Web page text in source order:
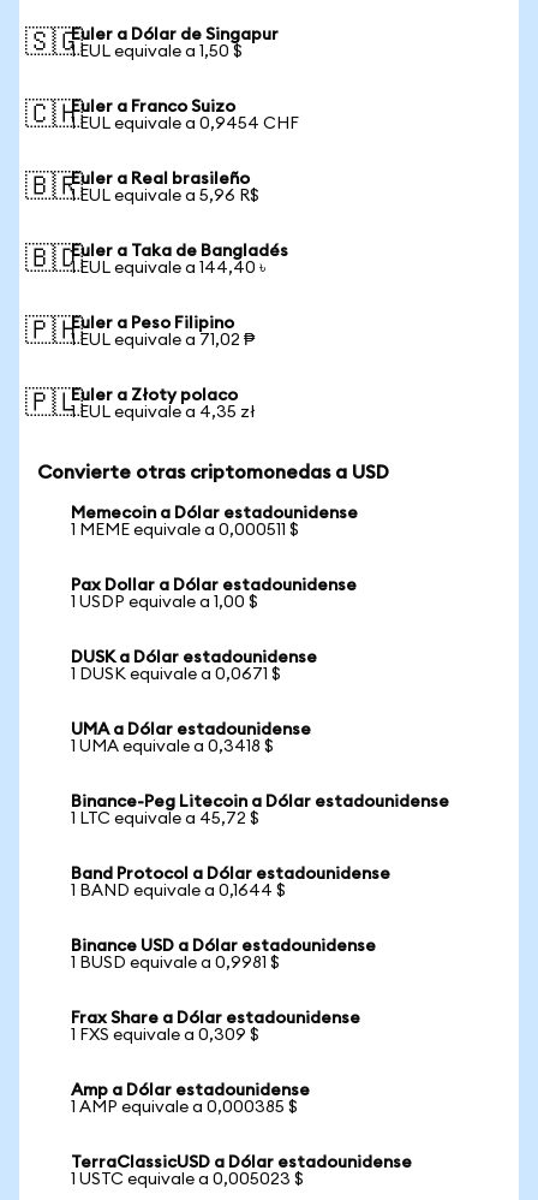
🇸🇬Euler a Dólar de Singapur
1 EUL equivale a 1,50 $
🇨🇭Euler a Franco Suizo
1 EUL equivale a 0,9454 CHF
🇧🇷Euler a Real brasileño
1 EUL equivale a 5,96 R$
🇧🇩Euler a Taka de Bangladés
1 EUL equivale a 144,40 ৳
🇵🇭Euler a Peso Filipino
1 EUL equivale a 71,02 ₱
🇵🇱Euler a Złoty polaco
1 EUL equivale a 4,35 zł
Convierte otras criptomonedas a USD
Memecoin a Dólar estadounidense
1 MEME equivale a 0,000511 $
Pax Dollar a Dólar estadounidense
1 USDP equivale a 1,00 $
DUSK a Dólar estadounidense
1 DUSK equivale a 0,0671 $
UMA a Dólar estadounidense
1 UMA equivale a 0,3418 $
Binance-Peg Litecoin a Dólar estadounidense
1 LTC equivale a 45,72 $
Band Protocol a Dólar estadounidense
1 BAND equivale a 0,1644 $
Binance USD a Dólar estadounidense
1 BUSD equivale a 0,9981 $
Frax Share a Dólar estadounidense
1 FXS equivale a 0,309 $
Amp a Dólar estadounidense
1 AMP equivale a 0,000385 $
TerraClassicUSD a Dólar estadounidense
1 USTC equivale a 0,005023 $